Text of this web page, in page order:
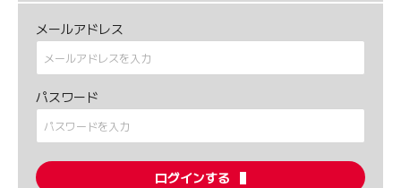
メールアドレス
パスワード
ログインする